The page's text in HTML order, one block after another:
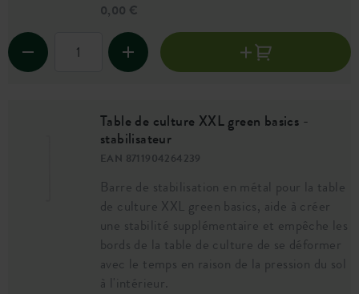
0,00 €
Table de culture XXL green basics -
stabilisateur
EAN 8711904264239
Barre de stabilisation en métal pour la table
de culture XXL green basics, aide à créer
une stabilité supplémentaire et empêche les
bords de la table de culture de se déformer
avec le temps en raison de la pression du sol
à l'intérieur.